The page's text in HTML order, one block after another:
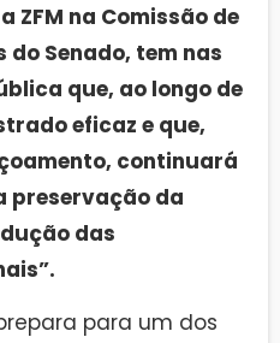
ZFM na Comissão de
do Senado, tem nas
que, ao longo de
eficaz e que,
continuará
preservação da
das
para um dos